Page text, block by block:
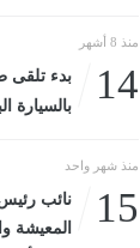
منذ 8 أشهر
14
بدء تلقى
بالسيارة
منذ شهر واحد
15
نائب
المعيشة